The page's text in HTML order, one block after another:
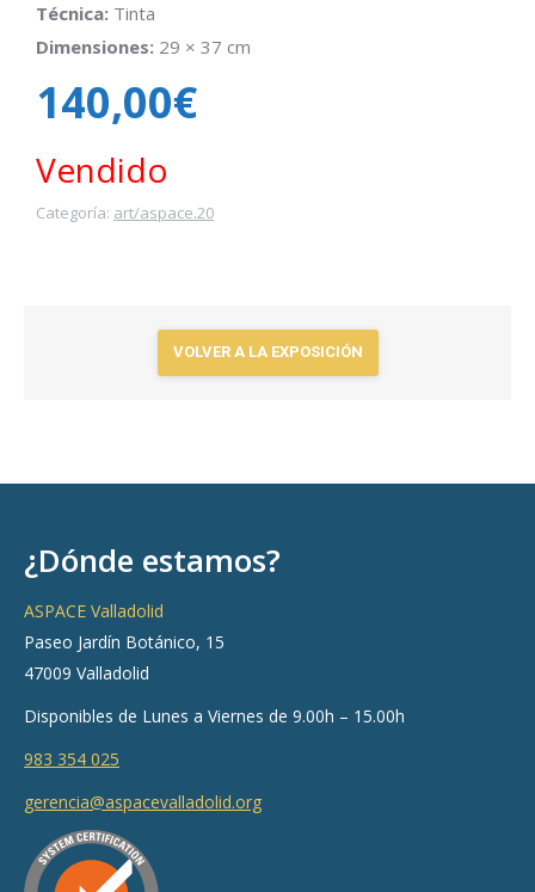
Técnica: Tinta
Dimensiones: 29 × 37 cm
140,00€
Vendido
Categoría: art/aspace.20
VOLVER A LA EXPOSICIÓN
¿Dónde estamos?
ASPACE Valladolid
Paseo Jardín Botánico, 15
47009 Valladolid
Disponibles de Lunes a Viernes de 9.00h – 15.00h
983 354 025
gerencia@aspacevalladolid.org